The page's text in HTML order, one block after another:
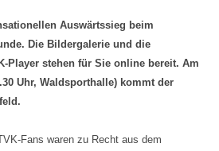
Auswärtssieg beim
Die Bildergalerie und die
Player stehen für Sie online bereit. Am
Uhr, Waldsporthalle) kommt der
Fans waren zu Recht aus dem